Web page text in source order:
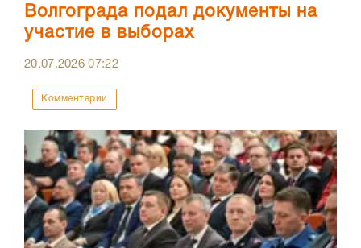
Волгограда подал документы на
участие в выборах
20.07.202607:22
Комментарии